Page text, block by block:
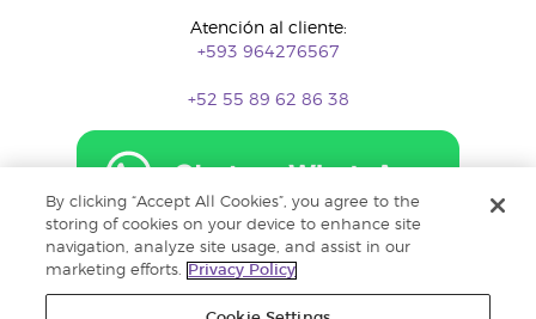
Atención al cliente:
+593 964276567
+52 55 89 62 86 38
By clicking “Accept All Cookies”, you agree to the
storing of cookies on your device to enhance site
navigation, analyze site usage, and assist in our
marketing efforts.
Privacy Policy